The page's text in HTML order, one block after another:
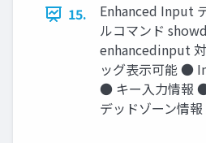
15.
Enhanced Input
ルコマンド
enhancedinput
ッグ表示可能 ●
● キー入力情報
デッドゾーン情